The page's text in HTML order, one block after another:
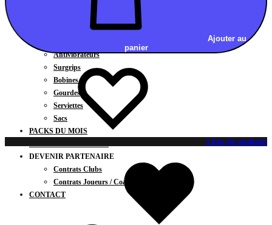
Chaussettes / Sous-vêtements
Poignets / Manchettes / Gants
Antivibrateurs
Surgrips
Bobines
Gourdes
Serviettes
Sacs
PACKS DU MOIS
DEVENIR PARTENAIRE
Contrats Clubs
Contrats Joueurs / Coachs
CONTACT
Ajouter au
panier
Liste de souhaits